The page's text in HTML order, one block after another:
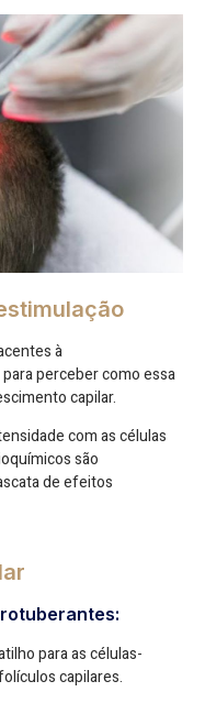
à
perceber como essa
capilar.
com as células
são
de efeitos
para as células-
capilares.